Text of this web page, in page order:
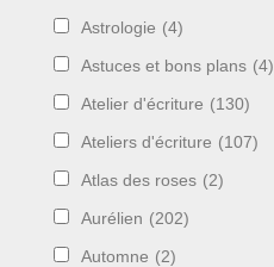
Astrologie (4)
Astuces et bons plans (4)
Atelier d'écriture (130)
Ateliers d'écriture (107)
Atlas des roses (2)
Aurélien (202)
Automne (2)